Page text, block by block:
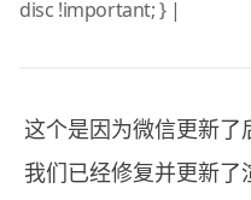
disc !important; } |
这个是因为微信更新了
我们已经修复并更新